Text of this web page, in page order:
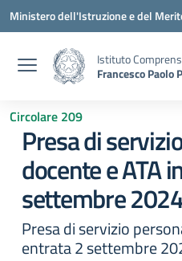
Vai ai contenuti
Vai al menu di navigazione
Vai al footer
Ministero dell'Istruzione e del
Istituto
Francesco Paolo
Circolare 209
Presa di
docente e ATA
settembre
Presa di servizio
entrata 2 settembre